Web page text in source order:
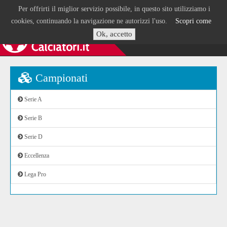
Per offrirti il miglior servizio possibile, in questo sito utilizziamo i
cookies, continuando la navigazione ne autorizzi l'uso. Scopri come
Ok, accetto
Campionati
Serie A
Serie B
Serie D
Eccellenza
Lega Pro